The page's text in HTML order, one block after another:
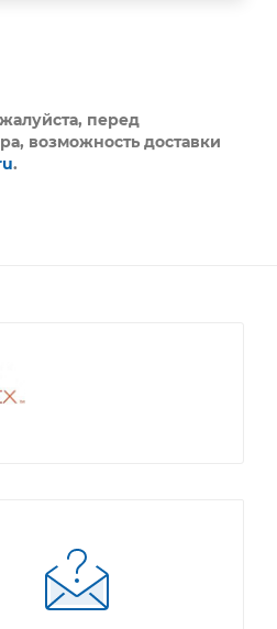
перед
возможность доставки
.